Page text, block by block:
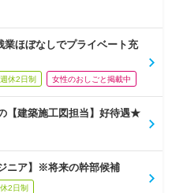
業ほぼなしでプライベート充
休2日制 女性のおしごと掲載中
【建築施工図担当】好待遇★
ニア】※将来の幹部候補
2日制